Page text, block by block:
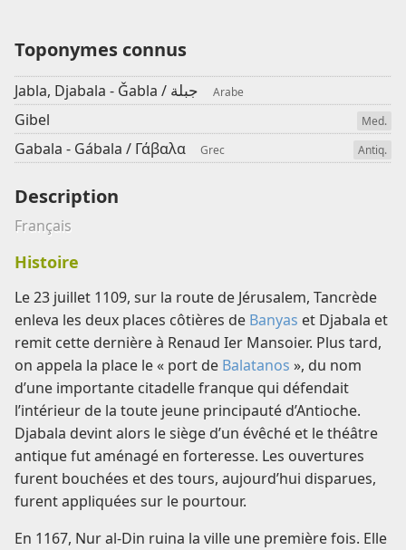
Toponymes connus
Jabla, Djabala - Ǧabla / جبلة Arabe
Gibel Med.
Gabala - Gábala / Γάβαλα Grec Antiq.
Description
Français
Histoire
Le 23 juillet 1109, sur la route de Jérusalem, Tancrède
enleva les deux places côtières de Banyas et Djabala et
remit cette dernière à Renaud Ier Mansoier. Plus tard,
on appela la place le « port de Balatanos », du nom
d’une importante citadelle franque qui défendait
l’intérieur de la toute jeune principauté d’Antioche.
Djabala devint alors le siège d’un évêché et le théâtre
antique fut aménagé en forteresse. Les ouvertures
furent bouchées et des tours, aujourd’hui disparues,
furent appliquées sur le pourtour.
En 1167, Nur al-Din ruina la ville une première fois. Elle